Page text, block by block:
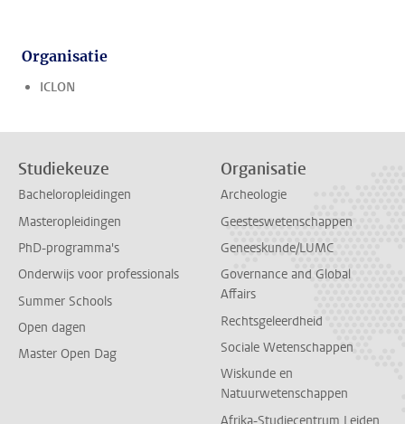
Organisatie
ICLON
Studiekeuze
Bacheloropleidingen
Masteropleidingen
PhD-programma's
Onderwijs voor professionals
Summer Schools
Open dagen
Master Open Dag
Organisatie
Archeologie
Geesteswetenschappen
Geneeskunde/LUMC
Governance and Global
Affairs
Rechtsgeleerdheid
Sociale Wetenschappen
Wiskunde en
Natuurwetenschappen
Afrika-Studiecentrum Leiden